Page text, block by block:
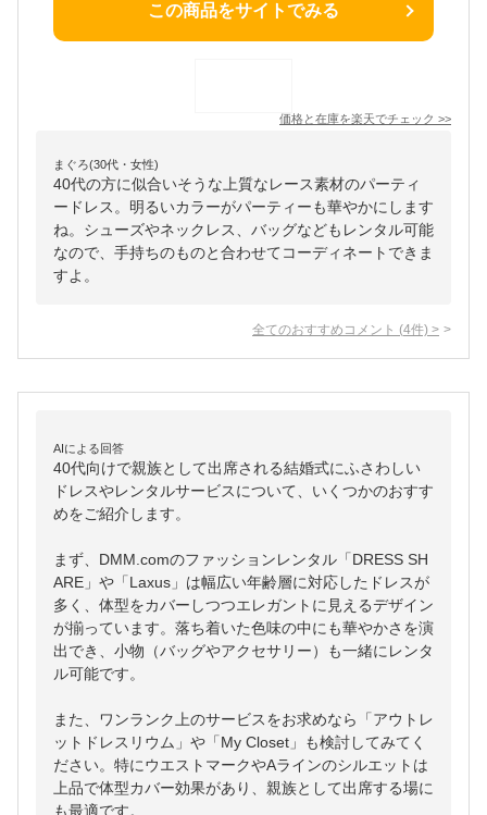
この商品をサイトでみる
価格と在庫を楽天でチェック >>
まぐろ(30代・女性)
40代の方に似合いそうな上質なレース素材のパーティ
ードレス。明るいカラーがパーティーも華やかにします
ね。シューズやネックレス、バッグなどもレンタル可能
なので、手持ちのものと合わせてコーディネートできま
すよ。
全てのおすすめコメント (4件) >
AIによる回答
40代向けで親族として出席される結婚式にふさわしい
ドレスやレンタルサービスについて、いくつかのおすす
めをご紹介します。
まず、DMM.comのファッションレンタル「DRESS SH
ARE」や「Laxus」は幅広い年齢層に対応したドレスが
多く、体型をカバーしつつエレガントに見えるデザイン
が揃っています。落ち着いた色味の中にも華やかさを演
出でき、小物（バッグやアクセサリー）も一緒にレンタ
ル可能です。
また、ワンランク上のサービスをお求めなら「アウトレ
ットドレスリウム」や「My Closet」も検討してみてく
ださい。特にウエストマークやAラインのシルエットは
上品で体型カバー効果があり、親族として出席する場に
も最適です。